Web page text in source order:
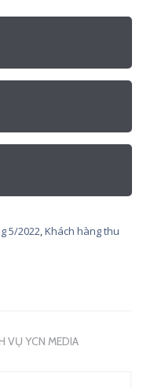
5/2022,Khách hàng thu
VỤ YCN MEDIA